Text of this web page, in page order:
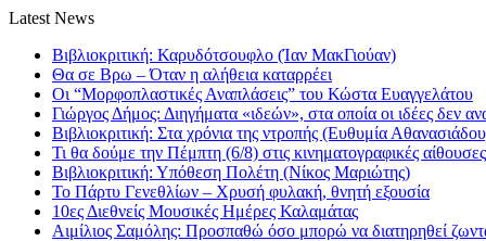
Latest News
Βιβλιοκριτική: Καρυδότσουφλο (Ίαν ΜακΓιούαν)
Θα σε Βρω – Όταν η αλήθεια καταρρέει
Οι “Μορφοπλαστικές Αναπλάσεις” του Κώστα Ευαγγελάτου
Γιώργος Δήμος: Διηγήματα «ιδεών», στα οποία οι ιδέες δεν
Βιβλιοκριτική: Στα χρόνια της ντροπής (Ευθυμία
Τι θα δούμε την Πέμπτη (6/8) στις κινηματογραφικές αίθουσες
Βιβλιοκριτική: Υπόθεση Πολέτη (Νίκος Μαριώτης)
Το Πάρτυ Γενεθλίων – Χρυσή φυλακή, θνητή εξουσία
10ες Διεθνείς Μουσικές Ημέρες Καλαμάτας
Αιμίλιος Σαμόλης: Προσπαθώ όσο μπορώ να διατηρηθεί